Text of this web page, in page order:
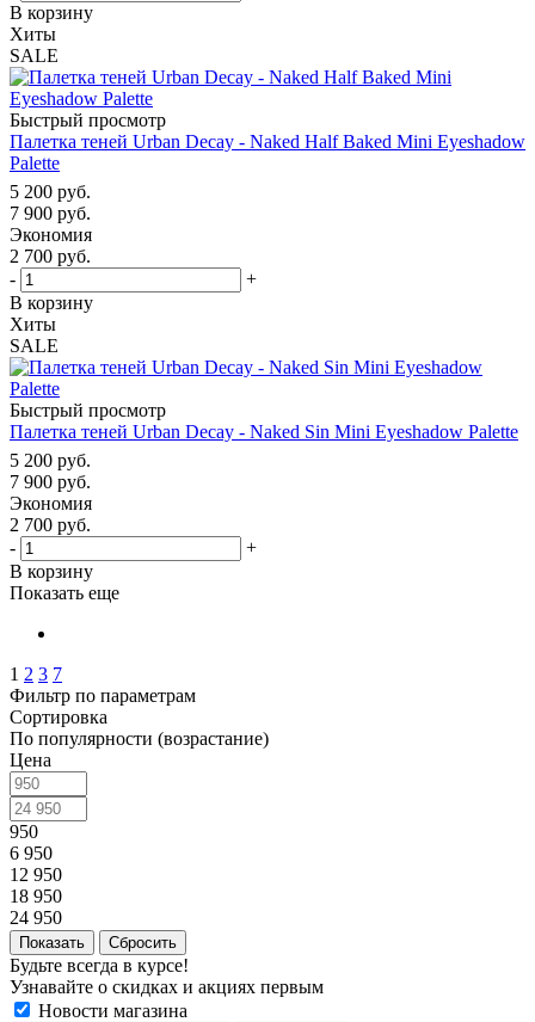
В корзину
Хиты
SALE
Быстрый просмотр
Палетка теней Urban Decay - Naked Half Baked Mini Eyeshadow
Palette
5 200 руб.
7 900 руб.
Экономия
2 700 руб.
-
+
В корзину
Хиты
SALE
Быстрый просмотр
Палетка теней Urban Decay - Naked Sin Mini Eyeshadow Palette
5 200 руб.
7 900 руб.
Экономия
2 700 руб.
-
+
В корзину
Показать еще
1 2 3 7
Фильтр по параметрам
Сортировка
По популярности (возрастание)
Цена
950
6 950
12 950
18 950
24 950
Сбросить
Будьте всегда в курсе!
Узнавайте о скидках и акциях первым
Новости магазина